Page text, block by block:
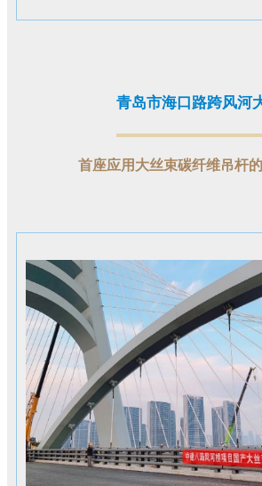
青岛市海口路跨风河
首座应用大丝束碳纤维吊杆